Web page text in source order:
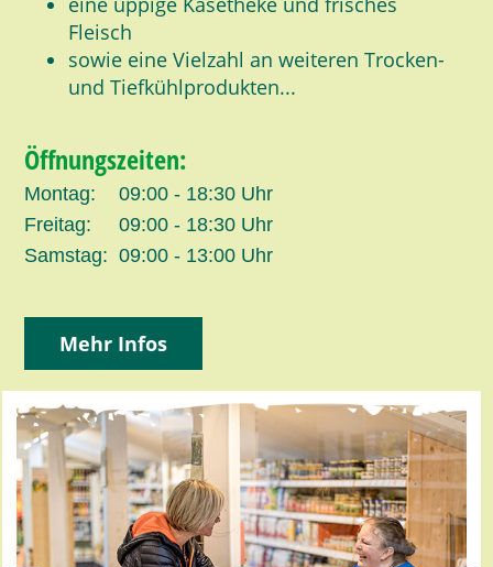
Fleisch
sowie eine Vielzahl an weiteren Trocken-
und Tiefkühlprodukten...
Öffnungszeiten:
Montag:
09:00 - 18:30 Uhr
Freitag:
09:00 - 18:30 Uhr
Samstag: 09:00 - 13:00 Uhr
Mehr Infos